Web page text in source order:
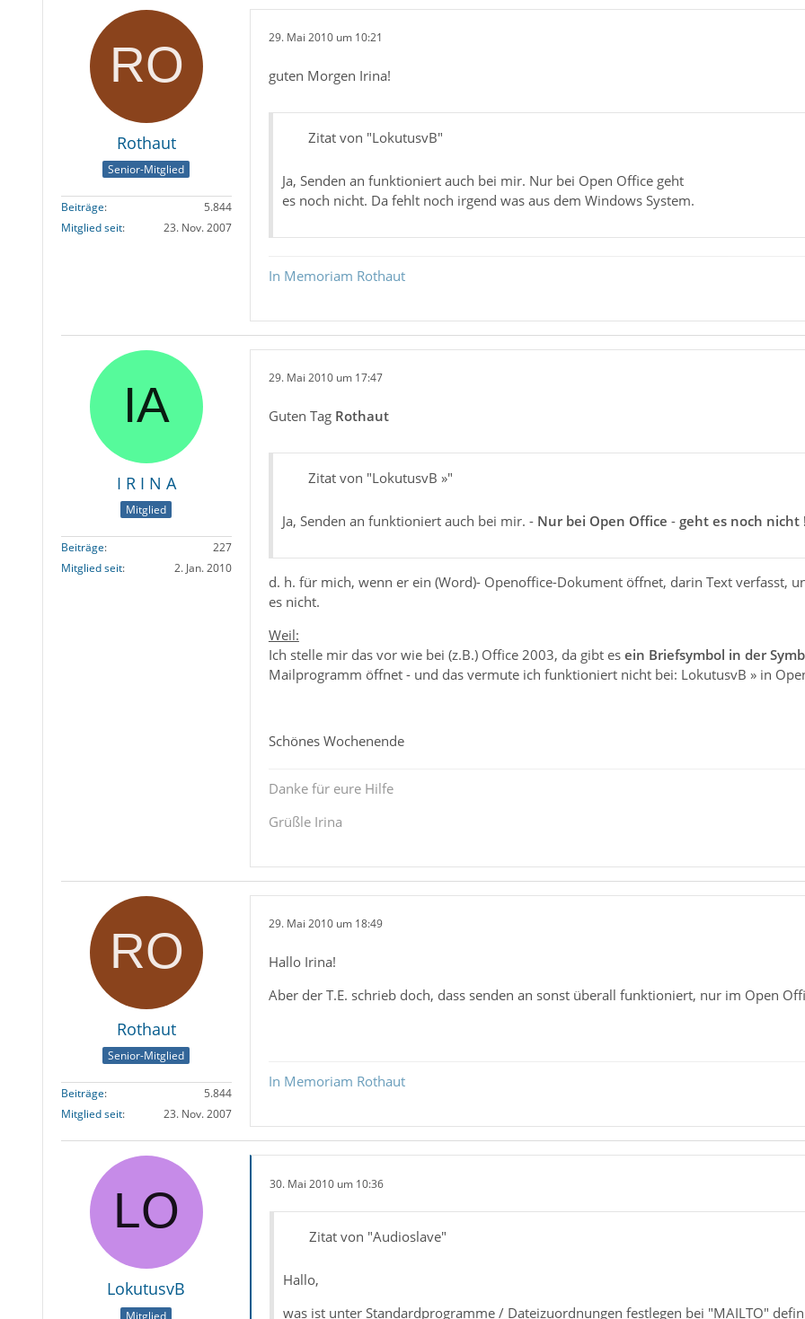
Rothaut
Senior-Mitglied
Beiträge
5.844
Mitglied seit
23. Nov. 2007
29. Mai 2010 um 10:21
guten Morgen Irina!
Zitat von "LokutusvB"
Ja, Senden an funktioniert auch bei mir. Nur bei Open Office geht
es noch nicht. Da fehlt noch irgend was aus dem Windows System.
In Memoriam Rothaut
I R I N A
Mitglied
Beiträge
227
Mitglied seit
2. Jan. 2010
29. Mai 2010 um 17:47
Guten Tag Rothaut
Zitat von "LokutusvB »"
Ja, Senden an funktioniert auch bei mir. - Nur bei Open Office - geht es noch nicht
d. h. für mich, wenn er ein (Word)- Openoffice-Dokument öffnet, darin Text verfasst,
es nicht.
Weil:
Ich stelle mir das vor wie bei (z.B.) Office 2003, da gibt es ein Briefsymbol in der
Mailprogramm öffnet - und das vermute ich funktioniert nicht bei: LokutusvB » in
Schönes Wochenende
Danke für eure Hilfe
Grüßle Irina
Rothaut
Senior-Mitglied
Beiträge
5.844
Mitglied seit
23. Nov. 2007
29. Mai 2010 um 18:49
Hallo Irina!
Aber der T.E. schrieb doch, dass senden an sonst überall funktioniert, nur im Open
In Memoriam Rothaut
LokutusvB
Mitglied
30. Mai 2010 um 10:36
Zitat von "Audioslave"
Hallo,
was ist unter Standardprogramme / Dateizuordnungen festlegen bei "MAILTO"